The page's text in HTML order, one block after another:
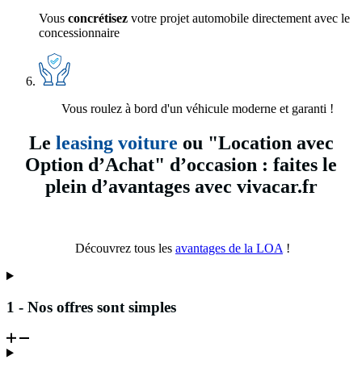
Vous concrétisez votre projet automobile directement avec le
concessionnaire
Vous roulez à bord d'un véhicule moderne et garanti !
Le leasing voiture ou "Location avec
Option d’Achat" d’occasion : faites le
plein d’avantages avec vivacar.fr
Découvrez tous les avantages de la LOA !
1 - Nos offres sont simples